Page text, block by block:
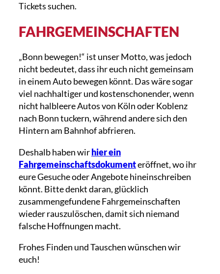
Tickets suchen.
FAHRGEMEINSCHAFTEN
„Bonn bewegen!“ ist unser Motto, was jedoch
nicht bedeutet, dass ihr euch nicht gemeinsam
in einem Auto bewegen könnt. Das wäre sogar
viel nachhaltiger und kostenschonender, wenn
nicht halbleere Autos von Köln oder Koblenz
nach Bonn tuckern, während andere sich den
Hintern am Bahnhof abfrieren.
Deshalb haben wirhier ein
Fahrgemeinschaftsdokumenteröffnet, wo ihr
eure Gesuche oder Angebote hineinschreiben
könnt. Bitte denkt daran, glücklich
zusammengefundene Fahrgemeinschaften
wieder rauszulöschen, damit sich niemand
falsche Hoffnungen macht.
Frohes Finden und Tauschen wünschen wir
euch!